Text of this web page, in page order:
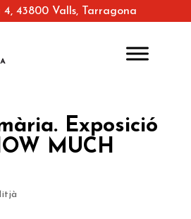
43800 Valls, Tarragona
Exposició
MUCH